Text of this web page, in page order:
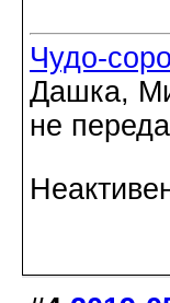
Чудо-
Дашка,
не